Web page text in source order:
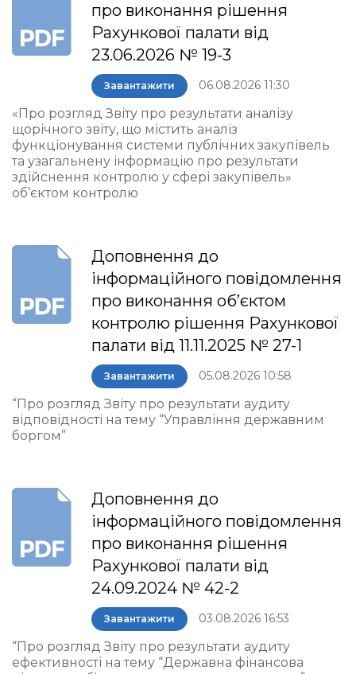
про виконання рішення
Рахункової палати від
23.06.2026 № 19-3
Завантажити 06.08.2026 11:30
«Про розгляд Звіту про результати аналізу
щорічного звіту, що містить аналіз
функціонування системи публічних закупівель
та узагальнену інформацію про результати
здійснення контролю у сфері закупівель»
об’єктом контролю
Доповнення до
інформаційного повідомлення
про виконання об’єктом
контролю рішення Рахункової
палати від 11.11.2025 № 27-1
Завантажити 05.08.2026 10:58
“Про розгляд Звіту про результати аудиту
відповідності на тему “Управління державним
боргом”
Доповнення до
інформаційного повідомлення
про виконання рішення
Рахункової палати від
24.09.2024 № 42-2
Завантажити 03.08.2026 16:53
“Про розгляд Звіту про результати аудиту
ефективності на тему “Державна фінансова